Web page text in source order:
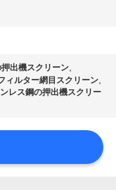
出機スクリーン,
ィルター網目スクリーン,
レス鋼の押出機スクリー